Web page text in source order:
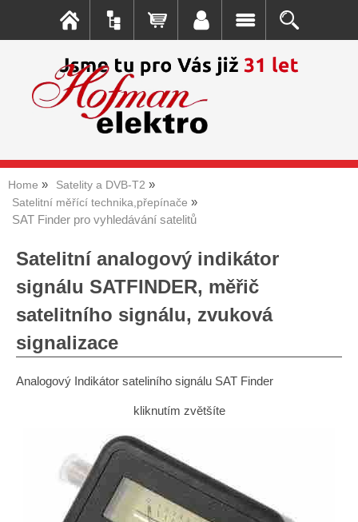
Home
Satelity a DVB-T2
Satelitní měřící technika,přepínače
SAT Finder pro vyhledávání satelitů
Satelitní analogový indikátor
signálu SATFINDER, měřič
satelitního signálu, zvuková
signalizace
Analogový Indikátor sateliního signálu SAT Finder
kliknutím zvětšíte